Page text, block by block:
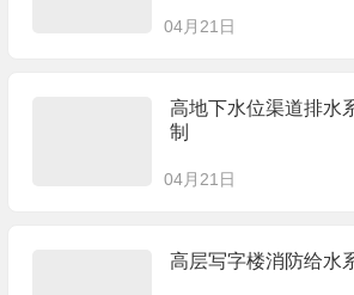
04月21日
高地下水位渠道排水
制
04月21日
高层写字楼消防给水